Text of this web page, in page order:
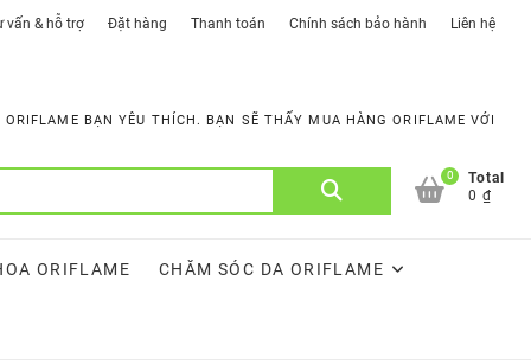
vấn & hỗ trợ Đặt hàng Thanh toán Chính sách bảo hành Liên hệ
BẠN YÊU THÍCH. BẠN SẼ THẤY MUA HÀNG ORIFLAME VỚI
0
Total
0 ₫
ORIFLAME CHĂM SÓC DA ORIFLAME